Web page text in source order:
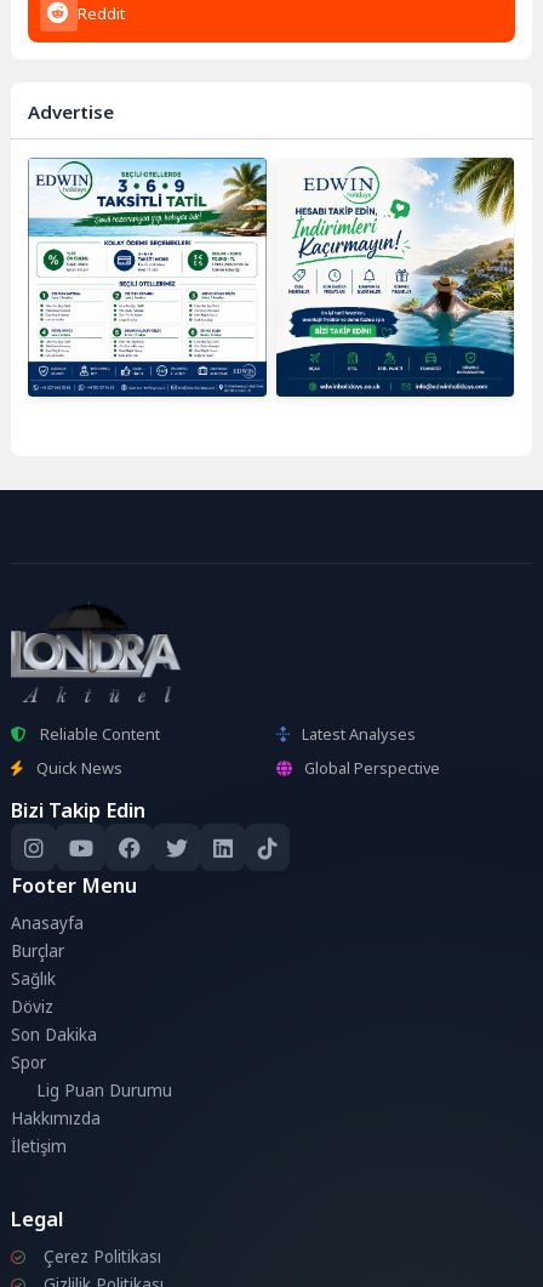
Reddit
Advertise
Reliable Content
Latest Analyses
Quick News
Global Perspective
Bizi Takip Edin
Footer Menu
Anasayfa
Burçlar
Sağlık
Döviz
Son Dakika
Spor
Lig Puan Durumu
Hakkımızda
İletişim
Legal
Çerez Politikası